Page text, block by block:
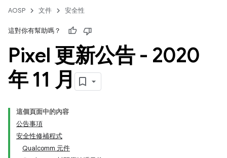
AOSP 文件 安全性
這對你有幫助嗎？
Pixel 更新公告 - 2020
年 11 月
這個頁面中的內容
公告事項
安全性修補程式
Qualcomm 元件